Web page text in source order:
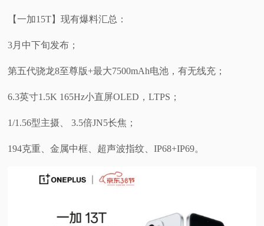
【一加15T】现有爆料汇总：
3月中下旬发布；
第五代骁龙8至尊版+最大7500mAh电池，有无线充；
6.3英寸1.5K 165Hz小直屏OLED，LTPS；
1/1.56型主摄、 3.5倍JN5长焦；
194克重、金属中框、超声波指纹、IP68+IP69。